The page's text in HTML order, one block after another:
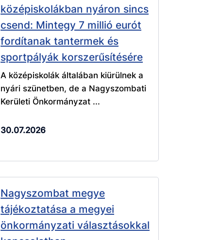
középiskolákban nyáron sincs
csend: Mintegy 7 millió eurót
fordítanak tantermek és
sportpályák korszerűsítésére
A középiskolák általában kiürülnek a
nyári szünetben, de a Nagyszombati
Kerületi Önkormányzat ...
30.07.2026
Nagyszombat megye
tájékoztatása a megyei
önkormányzati választásokkal